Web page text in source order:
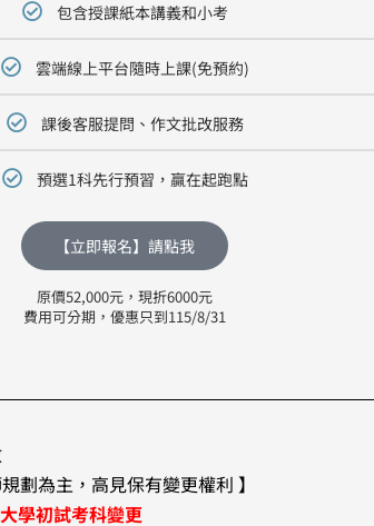
包含授課紙本講義和小考
雲端線上平台隨時上課(免預約)
課後客服提問、作文批改服務
預選1科先行預習，贏在起跑點
【立即報名】請點我
原價52,000元，現折6000元
費用可分期，優惠只到115/8/31
劃為主，高見保有變更權利 】
學初試考科變更